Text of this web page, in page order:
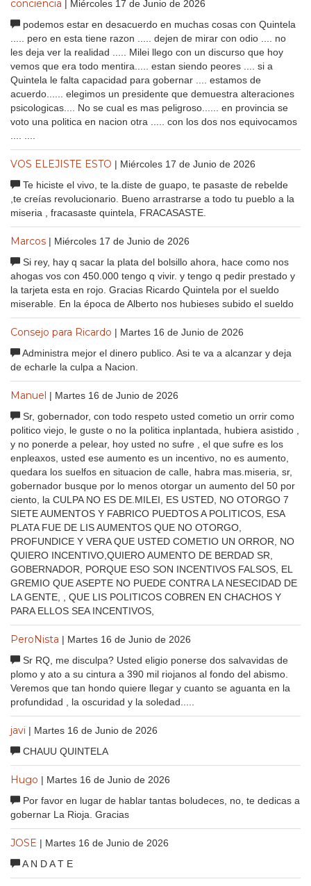
conciencia
| Miércoles 17 de Junio de 2026
podemos estar en desacuerdo en muchas cosas con Quintela
..... pero en esta tiene razon ..... dejen de mirar con odio .... no
les deja ver la realidad ..... Milei llego con un discurso que hoy
vemos que era todo mentira..... estan siendo peores .... si a
Quintela le falta capacidad para gobernar .... estamos de
acuerdo...... elegimos un presidente que demuestra alteraciones
psicologicas.... No se cual es mas peligroso...... en provincia se
voto una politica en nacion otra ..... con los dos nos equivocamos
VOS ELEJISTE ESTO | Miércoles 17 de Junio de 2026
Te hiciste el vivo, te la.diste de guapo, te pasaste de rebelde
,te creías revolucionario. Bueno arrastrarse a todo tu pueblo a la
miseria , fracasaste quintela, FRACASASTE.
Marcos | Miércoles 17 de Junio de 2026
Si rey, hay q sacar la plata del bolsillo ahora, hace como nos
ahogas vos con 450.000 tengo q vivir. y tengo q pedir prestado y
la tarjeta esta en rojo. Gracias Ricardo Quintela por el sueldo
miserable. En la época de Alberto nos hubieses subido el sueldo
Consejo para Ricardo | Martes 16 de Junio de 2026
Administra mejor el dinero publico. Asi te va a alcanzar y deja
de echarle la culpa a Nacion.
Manuel | Martes 16 de Junio de 2026
Sr, gobernador, con todo respeto usted cometio un orrir como
politico viejo, le guste o no la politica inplantada, hubiera asistido ,
y no ponerde a pelear, hoy usted no sufre , el que sufre es los
enpleaxos, usted ese aumento es un incentivo, no es aumento,
quedara los suelfos en situacion de calle, habra mas.miseria, sr,
gobernador busque por lo menos otorgar un aumento del 50 por
ciento, la CULPA NO ES DE.MILEI, ES USTED, NO OTORGO 7
SIETE AUMENTOS Y FABRICO PUEDTOS A POLITICOS, ESA
PLATA FUE DE LIS AUMENTOS QUE NO OTORGO,
PROFUNDICE Y VERA QUE USTED COMETIO UN ORROR, NO
QUIERO INCENTIVO,QUIERO AUMENTO DE BERDAD SR,
GOBERNADOR, PORQUE ESO SON INCENTIVOS FALSOS, EL
GREMIO QUE ASEPTE NO PUEDE CONTRA LA NESECIDAD DE
LA GENTE, , QUE LIS POLITICOS COBREN EN CHACHOS Y
PARA ELLOS SEA INCENTIVOS,
PeroNista | Martes 16 de Junio de 2026
Sr RQ, me disculpa? Usted eligio ponerse dos salvavidas de
plomo y ato a su cintura a 390 mil riojanos al fondo del abismo.
Veremos que tan hondo quiere llegar y cuanto se aguanta en la
profundidad , la oscuridad y la soledad.....
javi | Martes 16 de Junio de 2026
CHAUU QUINTELA
Hugo | Martes 16 de Junio de 2026
Por favor en lugar de hablar tantas boludeces, no, te dedicas a
gobernar La Rioja. Gracias
JOSE | Martes 16 de Junio de 2026
A N D A T E